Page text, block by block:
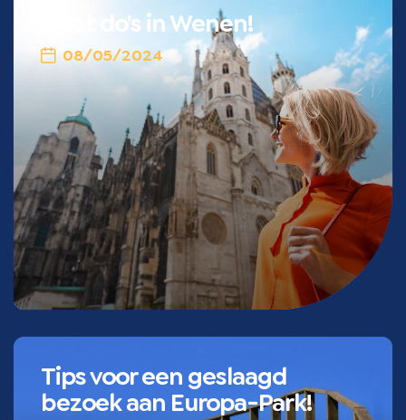
Must do's in Wenen!
08/05/2024
Tips voor een geslaagd
bezoek aan Europa-Park!